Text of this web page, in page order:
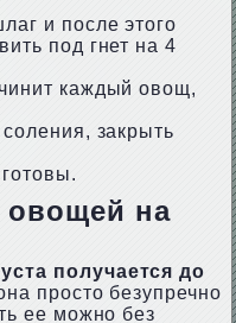
и после этого
под гнет на 4
каждый овощ,
закрыть
овощей на
получается до
просто безупречно
ее можно без